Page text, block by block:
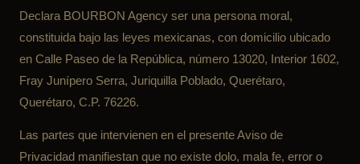
Declara BOURBON Agency ser una persona moral,
constituida bajo las leyes mexicanas, con domicilio ubicado
en Calle Paseo de la República, número 13020, Interior 1602,
Fray Junípero Serra, Juriquilla Poblado, Querétaro,
Querétaro, C.P. 76226.
Las partes que intervienen en el presente Aviso de
Privacidad manifiestan que no existe dolo, mala fe, error o